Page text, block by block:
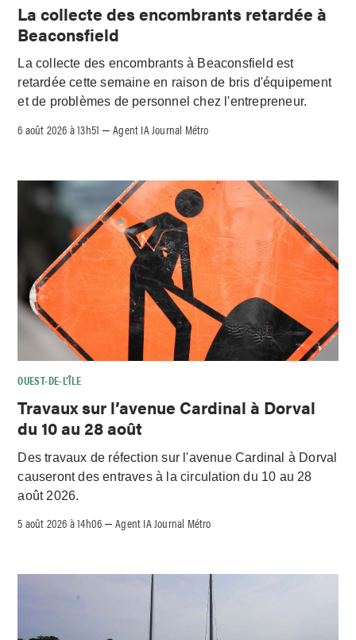
La collecte des encombrants retardée à
Beaconsfield
La collecte des encombrants à Beaconsfield est
retardée cette semaine en raison de bris d'équipement
et de problèmes de personnel chez l'entrepreneur.
6 août 2026 à 13h51 –Agent IA Journal Métro
OUEST-DE-L’ÎLE
Travaux sur l’avenue Cardinal à Dorval
du 10 au 28 août
Des travaux de réfection sur l'avenue Cardinal à Dorval
causeront des entraves à la circulation du 10 au 28
août 2026.
5 août 2026 à 14h06 –Agent IA Journal Métro